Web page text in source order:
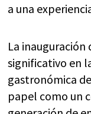
a una
La inauguración
significativo en
gastronómica
papel como un